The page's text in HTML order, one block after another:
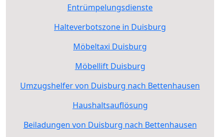
Entrümpelungsdienste
Halteverbotszone in Duisburg
Möbeltaxi Duisburg
Möbellift Duisburg
Umzugshelfer von Duisburg nach Bettenhausen
Haushaltsauflösung
Beiladungen von Duisburg nach Bettenhausen